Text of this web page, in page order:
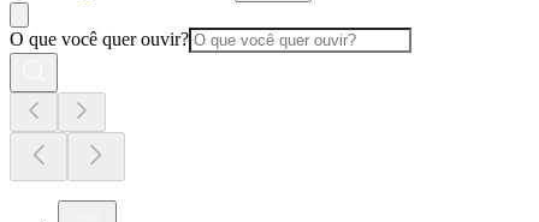
O que você quer ouvir?